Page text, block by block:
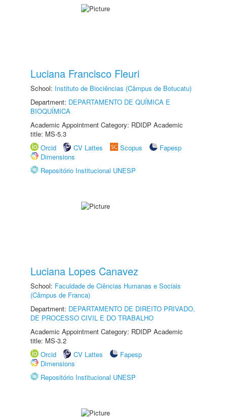
Luciana Francisco Fleuri
School: Instituto de Biociências (Câmpus de Botucatu)
Department: DEPARTAMENTO DE QUÍMICA E
BIOQUÍMICA
Academic Appointment Category: RDIDP Academic
title: MS-5.3
Orcid
CV Lattes Scopus
Fapesp
Dimensions
Repositório Institucional UNESP
Luciana Lopes Canavez
School: Faculdade de Ciências Humanas e Sociais
(Câmpus de Franca)
Department: DEPARTAMENTO DE DIREITO PRIVADO,
DE PROCESSO CIVIL E DO TRABALHO
Academic Appointment Category: RDIDP Academic
title: MS-3.2
Orcid
CV Lattes
Fapesp
Dimensions
Repositório Institucional UNESP